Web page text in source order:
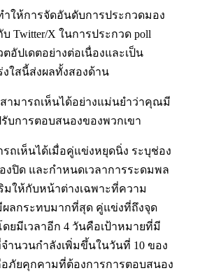
ให้การจัดอันดับการประกวดมอง
บ Twitter/X ในการประกวด poll
อัปเดตอย่างต่อเนื่องและเป็น
ใสนี้ส่งผลทั้งสองด้าน
ามารถเห็นได้อย่างแม่นยำว่าคุณมี
บการตอบสนองของพวกเขา
ถเห็นได้เมื่อคู่แข่งหยุดนิ่ง ระบุช่อง
ปิด และกำหนดเวลาการระดมพล
มให้กับหน้าต่างเฉพาะที่ความ
ลกระทบมากที่สุด คู่แข่งที่ถึงจุด
ยมีเวลาอีก 4 วันคือเป้าหมายที่มี
ำนวนกำลังเพิ่มขึ้นในวันที่ 10 ของ
อภัยคุกคามที่ต้องการการตอบสนอง